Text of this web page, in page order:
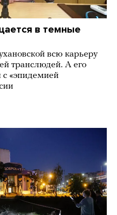
в темные
всю карьеру
транслюдей. А его
с «эпидемией